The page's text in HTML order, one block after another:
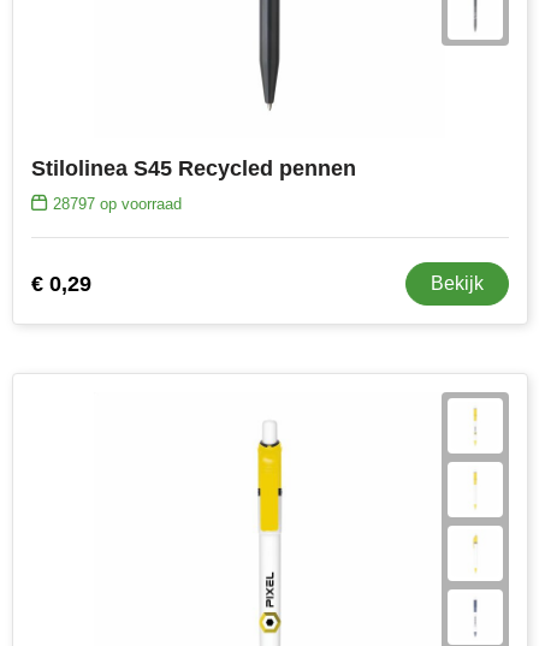
Stilolinea S45 Recycled pennen
28797op voorraad
€ 0,29 Bekijk